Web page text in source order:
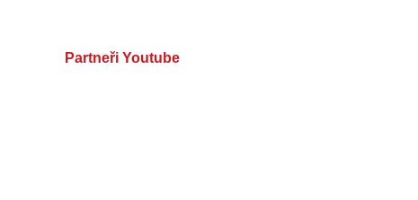
Partneři Youtube